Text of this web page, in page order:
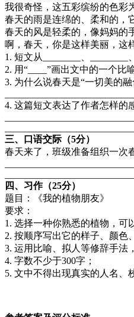
我很奇怪，这五彩缤纷的色彩
春天的雨是连绵的、柔和的，
春天的风是轻柔的，像妈妈的
啊，春天，你是这样美丽，这
1. 短文从________、
2. 用“____”画出文中的一个
3. 为什么说春天是“一切美
4. 这篇短文表达了作者怎样
三、口语交际（5分）
春天来了，班级准备组织一次
四、习作（25分）
题目：《我的植物朋友》
要求：
1. 选择一种你熟悉的植物，
2. 按顺序写出它的样子、颜
3. 运用比喻、拟人等修辞手
4. 字数不少于300字；
5. 文中不得出现真实的人名